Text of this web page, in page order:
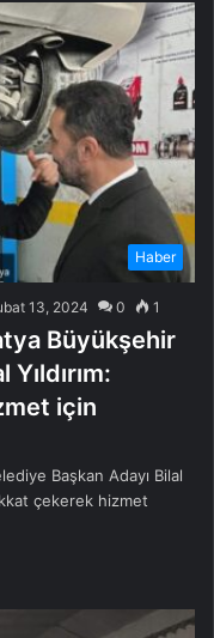
Haber
13, 2024 0 1
Büyükşehir
için
Başkan Adayı Bilal
çekerek hizmet